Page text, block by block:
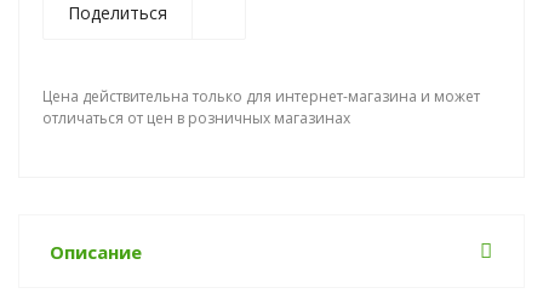
Поделиться
Цена действительна только для интернет-магазина и может
отличаться от цен в розничных магазинах
Описание